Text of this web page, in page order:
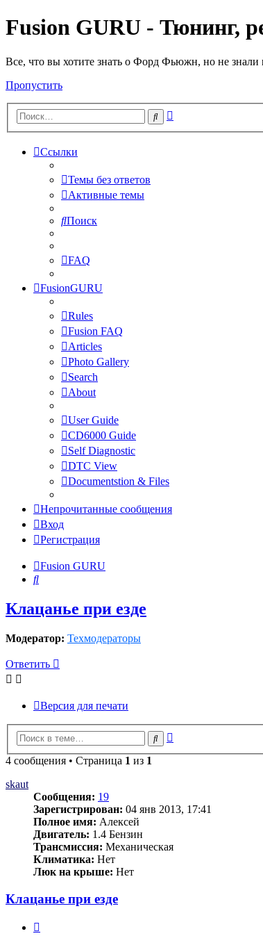
Fusion GURU - Тюнинг,
Все, что вы хотите знать о Форд Фьюжн, но не знали
Пропустить
Поиск
Ссылки
Темы без ответов
Активные темы
Поиск
FAQ
FusionGURU
Rules
Fusion FAQ
Articles
Photo Gallery
Search
About
User Guide
CD6000 Guide
Self Diagnostic
DTC View
Documentstion & Files
Непрочитанные сообщения
Вход
Регистрация
Fusion GURU
Поиск
Клацанье при езде
Модератор: Техмодераторы
Ответить
Версия для печати
Поиск
4 сообщения • Страница 1 из 1
skaut
Сообщения: 19
Зарегистрирован: 04 янв 2013, 17:41
Полное имя: Алексей
Двигатель: 1.4 Бензин
Трансмиссия: Механическая
Климатика: Нет
Люк на крыше: Нет
Клацанье при езде